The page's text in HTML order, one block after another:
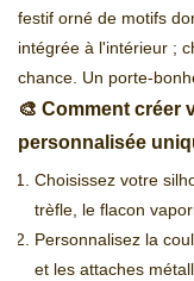
festif orné de motifs
intégrée à l'intérieur ;
chance. Un porte-
🎨 Comment créer
personnalisée
Choisissez votre
trèfle, le flacon
Personnalisez la
et les attaches